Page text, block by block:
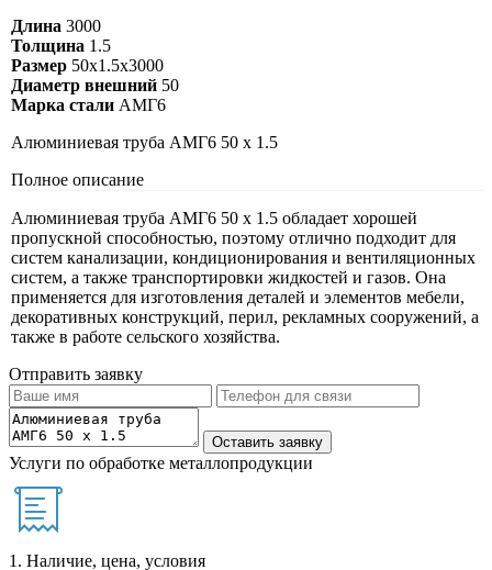
Длина 3000
Толщина 1.5
Размер 50х1.5х3000
Диаметр внешний 50
Марка стали АМГ6
Алюминиевая труба АМГ6 50 х 1.5
Полное описание
Алюминиевая труба АМГ6 50 х 1.5 обладает хорошей
пропускной способностью, поэтому отлично подходит для
систем канализации, кондиционирования и вентиляционных
систем, а также транспортировки жидкостей и газов. Она
применяется для изготовления деталей и элементов мебели,
декоративных конструкций, перил, рекламных сооружений, а
также в работе сельского хозяйства.
Отправить заявку
Услуги по обработке металлопродукции
1. Наличие, цена, условия